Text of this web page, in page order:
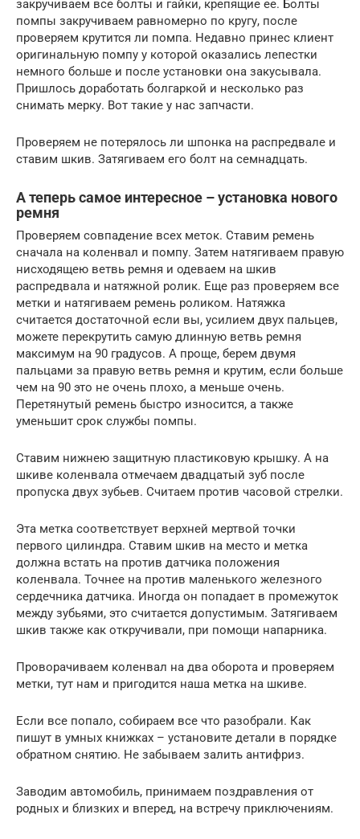
закручиваем все болты и гайки, крепящие ее. Болты
помпы закручиваем равномерно по кругу, после
проверяем крутится ли помпа. Недавно принес клиент
оригинальную помпу у которой оказались лепестки
немного больше и после установки она закусывала.
Пришлось доработать болгаркой и несколько раз
снимать мерку. Вот такие у нас запчасти.
Проверяем не потерялось ли шпонка на распредвале и
ставим шкив. Затягиваем его болт на семнадцать.
А теперь самое интересное – установка нового
ремня
Проверяем совпадение всех меток. Ставим ремень
сначала на коленвал и помпу. Затем натягиваем правую
нисходящею ветвь ремня и одеваем на шкив
распредвала и натяжной ролик. Еще раз проверяем все
метки и натягиваем ремень роликом. Натяжка
считается достаточной если вы, усилием двух пальцев,
можете перекрутить самую длинную ветвь ремня
максимум на 90 градусов. А проще, берем двумя
пальцами за правую ветвь ремня и крутим, если больше
чем на 90 это не очень плохо, а меньше очень.
Перетянутый ремень быстро износится, а также
уменьшит срок службы помпы.
Ставим нижнею защитную пластиковую крышку. А на
шкиве коленвала отмечаем двадцатый зуб после
пропуска двух зубьев. Считаем против часовой стрелки.
Эта метка соответствует верхней мертвой точки
первого цилиндра. Ставим шкив на место и метка
должна встать на против датчика положения
коленвала. Точнее на против маленького железного
сердечника датчика. Иногда он попадает в промежуток
между зубьями, это считается допустимым. Затягиваем
шкив также как откручивали, при помощи напарника.
Проворачиваем коленвал на два оборота и проверяем
метки, тут нам и пригодится наша метка на шкиве.
Если все попало, собираем все что разобрали. Как
пишут в умных книжках – установите детали в порядке
обратном снятию. Не забываем залить антифриз.
Заводим автомобиль, принимаем поздравления от
родных и близких и вперед, на встречу приключениям.